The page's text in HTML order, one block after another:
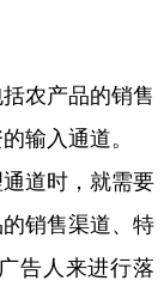
农产品的销售
输入通道。
道时，就需要
销售渠道、特
告人来进行落